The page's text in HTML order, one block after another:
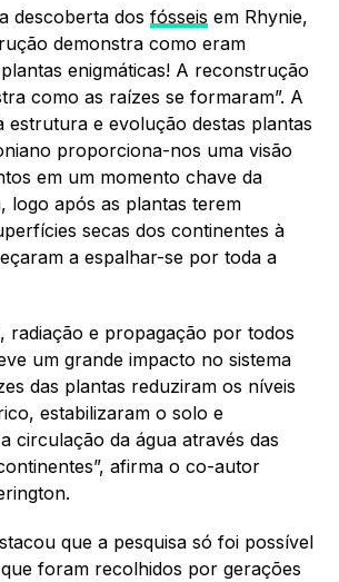
descoberta dos fósseis em Rhynie,
demonstra como eram
enigmáticas! A reconstrução
como as raízes se formaram”. A
estrutura e evolução destas plantas
proporciona-nos uma visão
em um momento chave da
logo após as plantas terem
secas dos continentes à
a espalhar-se por toda a
radiação e propagação por todos
um grande impacto no sistema
das plantas reduziram os níveis
estabilizaram o solo e
circulação da água através das
afirma o co-autor
que a pesquisa só foi possível
foram recolhidos por gerações